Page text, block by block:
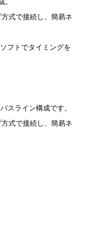
。
式で接続し、簡易ネ
フトでタイミングを
スライン構成です。
式で接続し、簡易ネ